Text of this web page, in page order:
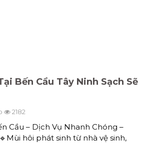
Bến Cầu Tây Ninh Sạch Sẽ
2182
Cầu – Dịch Vụ Nhanh Chóng –
hôi phát sinh từ nhà vệ sinh,